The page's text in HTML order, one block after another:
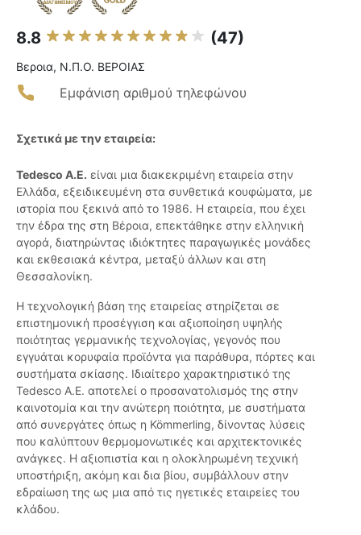
8.8 (47)
Βεροια, Ν.Π.Ο. ΒΕΡΟΙΑΣ
Εμφάνιση αριθμού τηλεφώνου
Σχετικά με την εταιρεία:
Tedesco Α.Ε. είναι μια διακεκριμένη εταιρεία στην
Ελλάδα, εξειδικευμένη στα συνθετικά κουφώματα, με
ιστορία που ξεκινά από το 1986. Η εταιρεία, που έχει
την έδρα της στη Βέροια, επεκτάθηκε στην ελληνική
αγορά, διατηρώντας ιδιόκτητες παραγωγικές μονάδες
και εκθεσιακά κέντρα, μεταξύ άλλων και στη
Θεσσαλονίκη.
Η τεχνολογική βάση της εταιρείας στηρίζεται σε
επιστημονική προσέγγιση και αξιοποίηση υψηλής
ποιότητας γερμανικής τεχνολογίας, γεγονός που
εγγυάται κορυφαία προϊόντα για παράθυρα, πόρτες και
συστήματα σκίασης. Ιδιαίτερο χαρακτηριστικό της
Tedesco Α.Ε. αποτελεί ο προσανατολισμός της στην
καινοτομία και την ανώτερη ποιότητα, με συστήματα
από συνεργάτες όπως η Kömmerling, δίνοντας λύσεις
που καλύπτουν θερμομονωτικές και αρχιτεκτονικές
ανάγκες. Η αξιοπιστία και η ολοκληρωμένη τεχνική
υποστήριξη, ακόμη και δια βίου, συμβάλλουν στην
εδραίωση της ως μια από τις ηγετικές εταιρείες του
κλάδου.